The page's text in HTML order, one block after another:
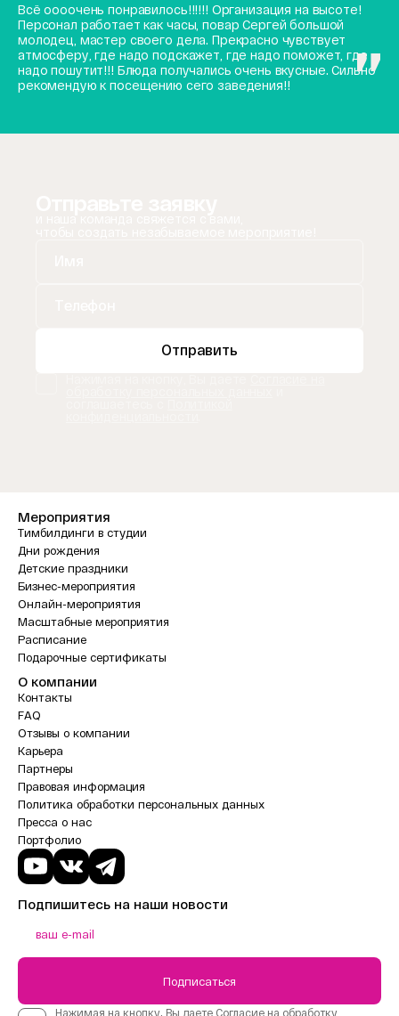
Всё оооочень понравилось!!!!!! Организация на высоте!
Персонал работает как часы, повар Сергей большой
молодец, мастер своего дела. Прекрасно чувствует
атмосферу, где надо подскажет, где надо поможет, где
надо пошутит!!! Блюда получались очень вкусные. Сильно
рекомендую к посещению сего заведения!!
Отправить
Мероприятия
Тимбилдинги в студии
Дни рождения
Детские праздники
Бизнес-мероприятия
Онлайн-мероприятия
Масштабные мероприятия
Расписание
Подарочные сертификаты
О компании
Контакты
FAQ
Отзывы о компании
Карьера
Партнеры
Правовая информация
Политика обработки персональных данных
Пресса о нас
Портфолио
Подпишитесь на наши новости
Подписаться
Нажимая на кнопку, Вы даете Согласие на обработку